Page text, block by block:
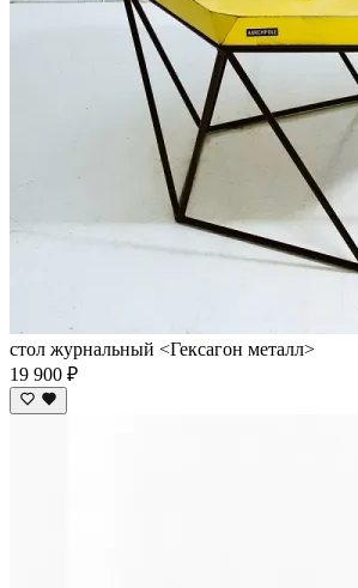
стол журнальный <Гексагон металл>
19 900 ₽